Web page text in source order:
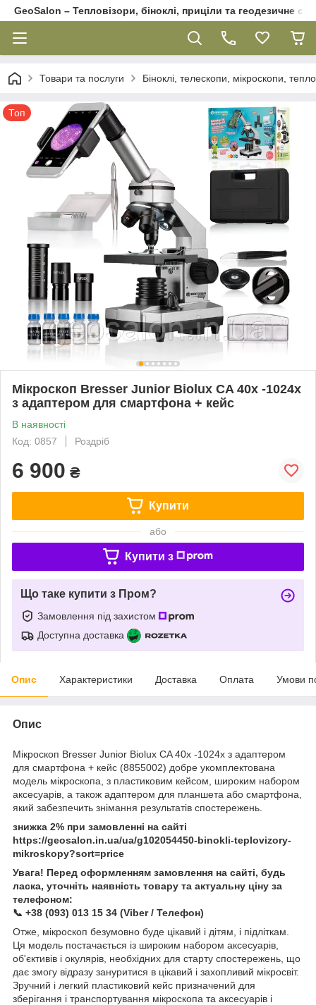
GeoSalon – Тепловізори, біноклі, приціли та геодезичне
Товари та послуги Біноклі, телескопи, мікроскопи,
Топ
Мікроскоп Bresser Junior Biolux CA 40x -1024x
з адаптером для смартфона + кейс
В наявності
Код: 0857
Роздріб
6 900 ₴
Купити
або
Купити з
Що таке купити з Пром?
Замовлення під захистом
Доступна доставка
Опис Характеристики Доставка Оплата Умови
Опис
Мікроскоп Bresser Junior Biolux CA 40x -1024x з адаптером
для смартфона + кейс (8855002) добре укомплектована
модель мікроскопа, з пластиковим кейсом, широким набором
аксесуарів, а також адаптером для планшета або смартфона,
який забезпечить знімання результатів спостережень.
знижка 2% при замовленні на сайті
https://geosalon.in.ua/ua/g102054450-binokli-teplovizory-
mikroskopy?sort=price
Увага! Перед оформленням замовлення на сайті, будь
ласка, уточніть наявність товару та актуальну ціну за
телефоном:
📞 +38 (093) 013 15 34 (Viber / Телефон)
Отже, мікроскоп безумовно буде цікавий і дітям, і підліткам.
Ця модель постачається із широким набором аксесуарів,
об'єктивів і окулярів, необхідних для старту спостережень, що
дає змогу відразу зануритися в цікавий і захопливий мікросвіт.
Зручний і легкий пластиковий кейс призначений для
зберігання і транспортування мікроскопа та аксесуарів і